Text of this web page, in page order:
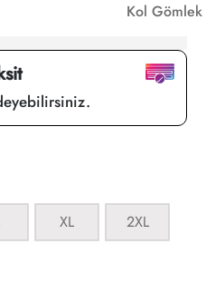
Kol Gömlek
XL 2XL